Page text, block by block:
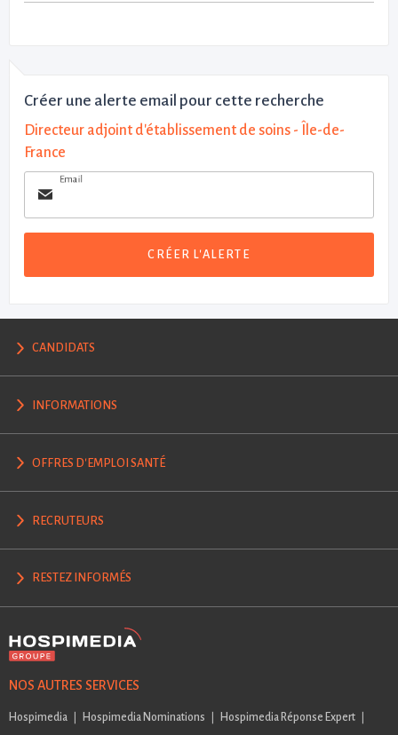
Créer une alerte email pour cette recherche
Directeur adjoint d'établissement de soins - Île-de-
France
Email
CRÉER L'ALERTE
CANDIDATS
INFORMATIONS
OFFRES D'EMPLOI SANTÉ
RECRUTEURS
RESTEZ INFORMÉS
NOS AUTRES SERVICES
Hospimedia Hospimedia Nominations Hospimedia Réponse Expert